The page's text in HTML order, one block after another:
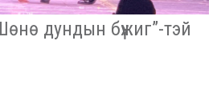
дундын бүжиг”-тэй